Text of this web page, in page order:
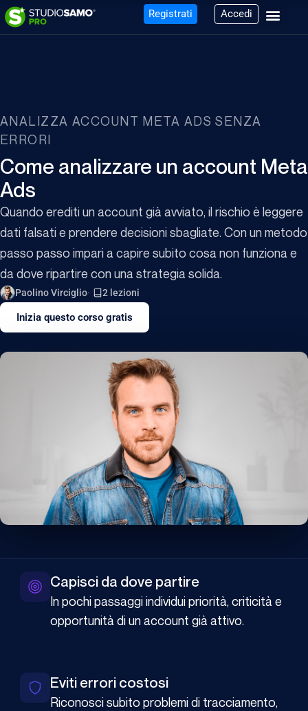
Registrati Accedi
ANALIZZA ACCOUNT META ADS SENZA
ERRORI
Come analizzare un account Meta
Ads
Quando erediti un account già avviato, il rischio è leggere
dati falsati e prendere decisioni sbagliate. Con un metodo
passo passo impari a capire subito cosa non funziona e
da dove ripartire con una strategia solida.
Paolino Virciglio 2 lezioni
Inizia questo corso gratis
Capisci da dove partire
In pochi passaggi individui priorità, criticità e
opportunità di un account già attivo.
Eviti errori costosi
Riconosci subito problemi di tracciamento,